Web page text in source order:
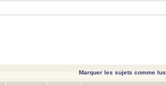
Marquer les sujets comme lus